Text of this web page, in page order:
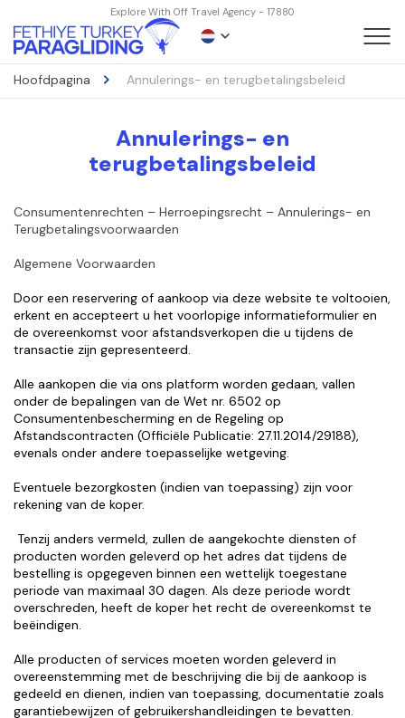
Explore With Off Travel Agency - 17880
Hoofdpagina Annulerings- en terugbetalingsbeleid
Annulerings- en
terugbetalingsbeleid
Consumentenrechten – Herroepingsrecht – Annulerings- en
Terugbetalingsvoorwaarden
Algemene Voorwaarden
Door een reservering of aankoop via deze website te voltooien,
erkent en accepteert u het voorlopige informatieformulier en
de overeenkomst voor afstandsverkopen die u tijdens de
transactie zijn gepresenteerd.
Alle aankopen die via ons platform worden gedaan, vallen
onder de bepalingen van de Wet nr. 6502 op
Consumentenbescherming en de Regeling op
Afstandscontracten (Officiële Publicatie: 27.11.2014/29188),
evenals onder andere toepasselijke wetgeving.
Eventuele bezorgkosten (indien van toepassing) zijn voor
rekening van de koper.
producten worden geleverd op het adres dat tijdens de
bestelling is opgegeven binnen een wettelijk toegestane
periode van maximaal 30 dagen. Als deze periode wordt
overschreden, heeft de koper het recht de overeenkomst te
beëindigen.
Alle producten of services moeten worden geleverd in
overeenstemming met de beschrijving die bij de aankoop is
gedeeld en dienen, indien van toepassing, documentatie zoals
garantiebewijzen of gebruikershandleidingen te bevatten.